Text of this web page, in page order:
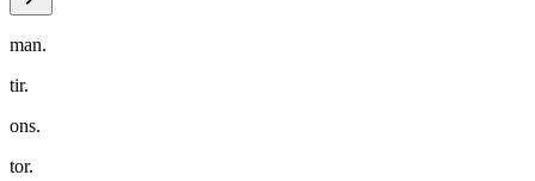
man.
tir.
ons.
tor.